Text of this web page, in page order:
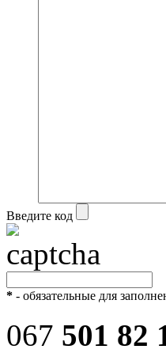
Введите код
* - обязательные для
067 501 82